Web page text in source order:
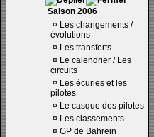
Saison 2006
¤ Les changements /
évolutions
¤ Les transferts
¤ Le calendrier / Les
circuits
¤ Les écuries et les
pilotes
¤ Le casque des pilotes
¤ Les classements
¤ GP de Bahrein